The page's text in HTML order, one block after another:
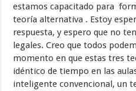
estamos capacitado para
teoría alternativa . Estoy
respuesta, y espero que no
legales. Creo que todos
momento en que estas tres
idéntico de tiempo en las
inteligente convencional, un